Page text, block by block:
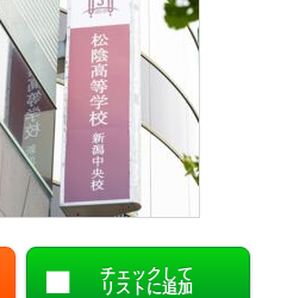
北海道・東北
北陸・甲信越
中国
九州・沖縄
閉じる
チェックして
リストに追加